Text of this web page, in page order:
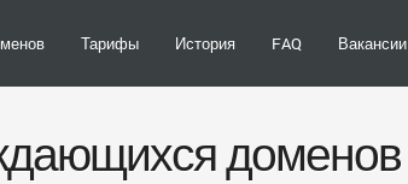
Тарифы История FAQ Вакансии
доменов